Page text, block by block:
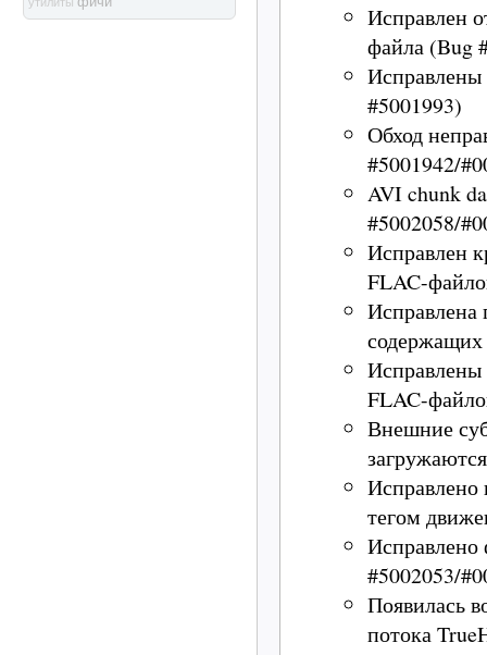
Исправлен
файла (Bug
Исправлены
#5001993)
Обход
#5001942/
AVI chunk
#5002058/
Исправлен
FLAC-
Исправлена
содержащих
FLAC-
Внешние
Исправлено
тегом
#5002053/
Появилась
потока